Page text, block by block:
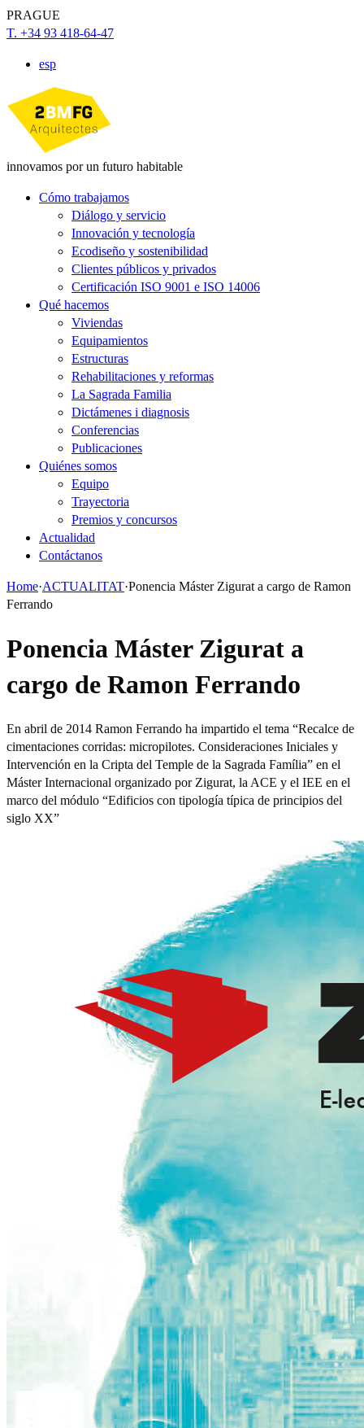
PRAGUE
T. +34 93 418-64-47
esp
innovamos por un futuro habitable
Cómo trabajamos
Diálogo y servicio
Innovación y tecnología
Ecodiseño y sostenibilidad
Clientes públicos y privados
Certificación ISO 9001 e ISO 14006
Qué hacemos
Viviendas
Equipamientos
Estructuras
Rehabilitaciones y reformas
La Sagrada Familia
Dictámenes i diagnosis
Conferencias
Publicaciones
Quiénes somos
Equipo
Trayectoria
Premios y concursos
Actualidad
Contáctanos
Home·ACTUALITAT·Ponencia Máster Zigurat a cargo de Ramon
Ferrando
Ponencia Máster Zigurat a
cargo de Ramon Ferrando
En abril de 2014 Ramon Ferrando ha impartido el tema “Recalce de
cimentaciones corridas: micropilotes. Consideraciones Iniciales y
Intervención en la Cripta del Temple de la Sagrada Família” en el
Máster Internacional organizado por Zigurat, la ACE y el IEE en el
marco del módulo “Edificios con tipología típica de principios del
siglo XX”